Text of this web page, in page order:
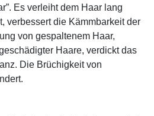
Es verleiht dem Haar lang
verbessert die Kämmbarkeit der
von gespaltenem Haar,
Haare, verdickt das
Die Brüchigkeit von